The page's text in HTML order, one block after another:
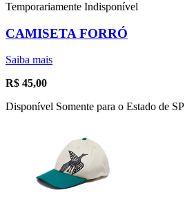
Temporariamente Indisponível
CAMISETA FORRÓ
Saiba mais
R$ 45,00
Disponível Somente para o Estado de SP